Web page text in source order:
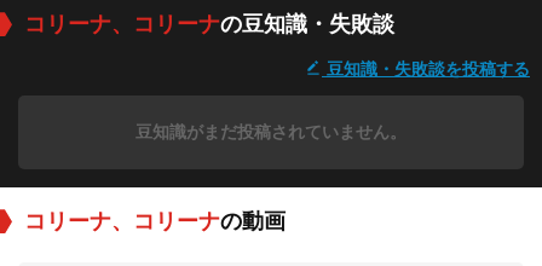
コリーナ、コリーナの豆知識・失敗談
豆知識・失敗談を投稿する
豆知識がまだ投稿されていません。
コリーナ、コリーナの動画